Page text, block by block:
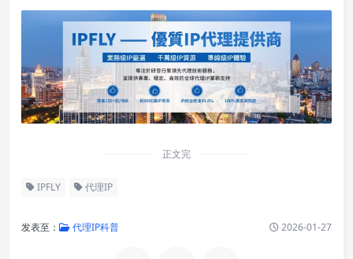
正文完
IPFLY 代理IP
发表至： 代理IP科普 2026-01-27